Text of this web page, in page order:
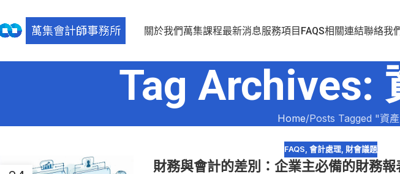
關於我們萬集課程最新消息服務項目 FAQS相關連結聯絡我
Tag Archives:
Home Posts Tagged "資
FAQS,會計處理, 財會議題
財務與會計的差別：企業主必備的財務